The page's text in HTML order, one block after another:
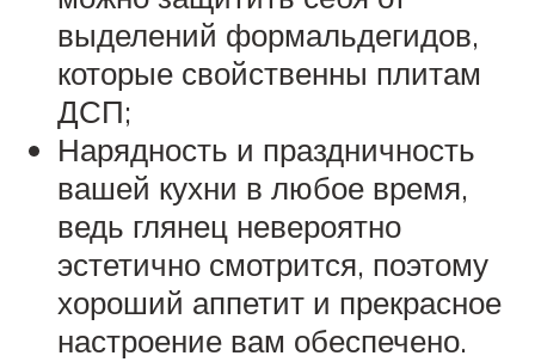
выделений формальдегидов,
которые свойственны плитам
ДСП;
Нарядность и праздничность
вашей кухни в любое время,
ведь глянец невероятно
эстетично смотрится, поэтому
хороший аппетит и прекрасное
настроение вам обеспечено.